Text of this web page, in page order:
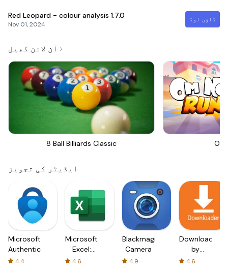
Red Leopard - colour analysis 1.7.0
Nov 01, 2024
ڈاؤن لوڈ
آن لائن کھیل
8 Ball Billiards Classic Om
ایڈیٹر کی تجویز
Microsoft
Authenticator
4.4
Microsoft
Excel:
Spreadsheets
4.6
Blackmagic
Camera
4.9
Downloader
by
AFTVnews
4.6